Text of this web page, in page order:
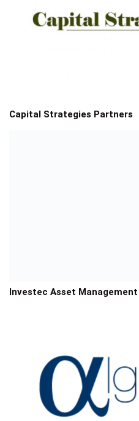
Capital Strategies Partners
Investec Asset Management